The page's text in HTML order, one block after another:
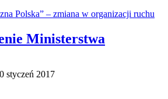
Polska” – zmiana w organizacji ruchu
Ministerstwa
styczeń 2017